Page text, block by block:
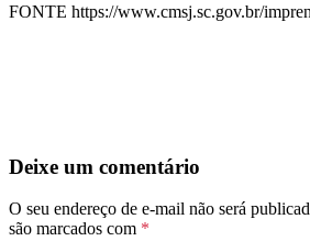
FONTE https://www.cmsj.sc.gov.br/
Deixe um comentário
O seu endereço de e-mail não será
são marcados com *